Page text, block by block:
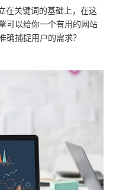
在关键词的基础上，在这
可以给你一个有用的网站
确捕捉用户的需求？